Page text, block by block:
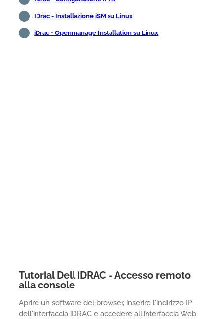
IDrac - Installazione iSM su Linux
iDrac - Openmanage Installation su Linux
Tutorial Dell iDRAC - Accesso remoto
alla console
Aprire un software del browser, inserire l'indirizzo IP
dell'interfaccia iDRAC e accedere all'interfaccia Web